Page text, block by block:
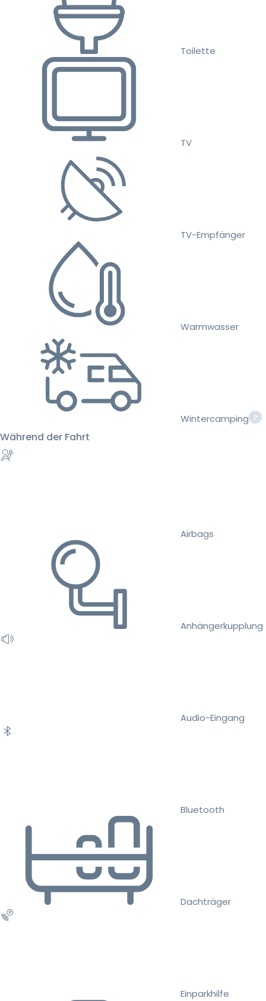
Toilette
TV
TV-Empfänger
Warmwasser
Wintercamping
Während der Fahrt
Airbags
Anhängerkupplung
Audio-Eingang
Bluetooth
Dachträger
Einparkhilfe